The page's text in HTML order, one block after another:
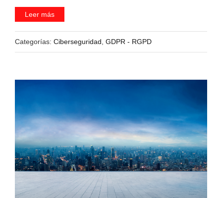
Leer más
Categorías: Ciberseguridad GDPR - RGPD